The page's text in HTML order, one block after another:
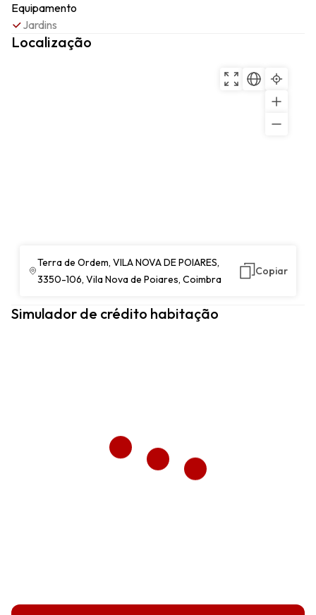
Equipamento
Jardins
Localização
Terra de Ordem, VILA NOVA DE POIARES,
3350-106, Vila Nova de Poiares, Coimbra
Copiar
Simulador de crédito habitação